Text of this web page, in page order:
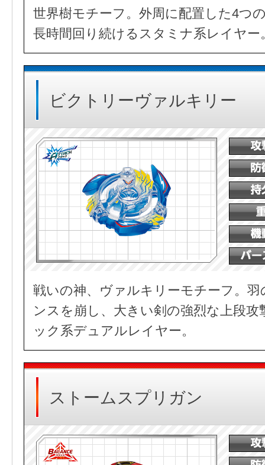
世界樹モチーフ。外周に配置した4つ
長時間回り続けるスタミナ系レイヤー
ビクトリーヴァルキリー
戦いの神、ヴァルキリーモチーフ。
ンスを崩し、大きい剣の強烈な上段
ック系デュアルレイヤー。
ストームスプリガン